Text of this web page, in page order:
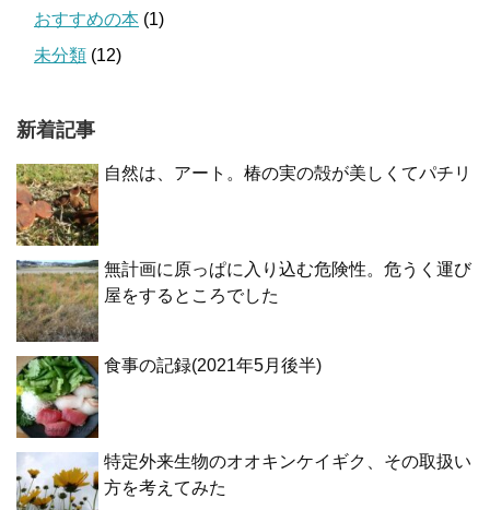
おすすめの本 (1)
未分類 (12)
新着記事
自然は、アート。椿の実の殻が美しくてパチリ
無計画に原っぱに入り込む危険性。危うく運び
屋をするところでした
食事の記録(2021年5月後半)
特定外来生物のオオキンケイギク、その取扱い
方を考えてみた